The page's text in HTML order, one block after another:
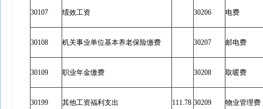
30107 绩效工资 30206 电费
30108 机关事业单位基本养老保险缴费 30207 邮电费
30109 职业年金缴费 30208 取暖费
30199 其他工资福利支出 111.78 30209 物业管理费